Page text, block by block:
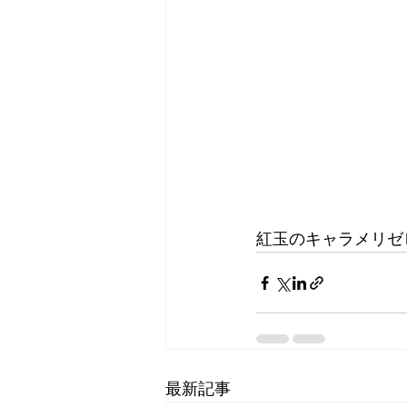
紅玉のキャラメリ
最新記事